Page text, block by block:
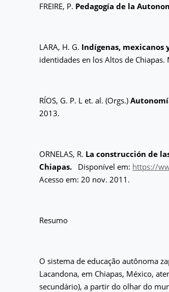
FREIRE, P. Pedagogía de la
LARA, H. G. Indígenas, mexicanos
identidades en los Altos de Chiapas.
RÍOS, G. P. L et. al. (Orgs.)
2013.
ORNELAS, R. La construcción de
Chiapas. Disponível em: https://
Acesso em: 20 nov. 2011.
Resumo
O sistema de educação autônoma
Lacandona, em Chiapas, México,
secundário), a partir do olhar do